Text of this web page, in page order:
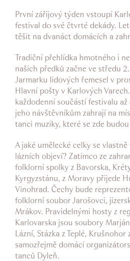
První zářijový týden vstoupí
festival do své čtvrté dekády.
těšit na dvanáct domácích a
Tradiční přehlídka hmotného i
našich předků začne ve středu
Jarmarku lidových řemesel v
Hlavní pošty v Karlových
každodenní součástí festivalu
jeho návštěvníkům zahrají na
tanci muziky, které se zde
A jaké umělecké celky se
lázních objeví? Zatímco ze
folklorní spolky z Bavorska,
Kyrgyzstánu, z Moravy přijede
Vinohrad. Čechy bude
folklorní soubor Jarošovci,
Mrákov. Pravidelnými hosty z
Karlovarska jsou soubory
Lázní, Stázka z Teplé, Krušnohor
samozřejmě domácí
tanců Dyleň.